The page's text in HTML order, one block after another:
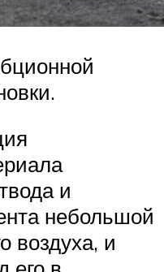
и
небольшой
воздуха, и